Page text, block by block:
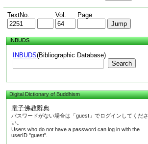
TextNo. Vol. Page
INBUDS
INBUDS(Bibliographic Database)
Search
Digital Dictionary of Buddhism
電子佛教辭典
パスワードがない場合は「guest」でログインしてくださ
い。
Users who do not have a password can log in with the
userID "guest".